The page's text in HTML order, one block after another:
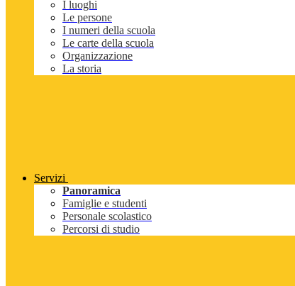
I luoghi
Le persone
I numeri della scuola
Le carte della scuola
Organizzazione
La storia
Servizi
Panoramica
Famiglie e studenti
Personale scolastico
Percorsi di studio